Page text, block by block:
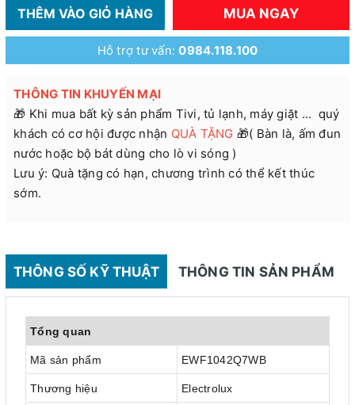
THÊM VÀO GIỎ HÀNG MUA NGAY
Hỗ trợ tư vấn:0984.118.100
THÔNG TIN KHUYẾN MẠI
🎁 Khi mua bất kỳ sản phẩm Tivi, tủ lạnh, máy giặt ... quý
khách có cơ hội được nhận QUÀ TẶNG 🎁( Bàn là, ấm đun
nước hoặc bộ bát dùng cho lò vi sóng )
Lưu ý: Quà tặng có hạn, chương trình có thể kết thúc
sớm.
THÔNG SỐ KỸ THUẬT THÔNG TIN SẢN PHẨM
Tổng quan
Mã sản phẩm EWF1042Q7WB
Thương hiệu Electrolux